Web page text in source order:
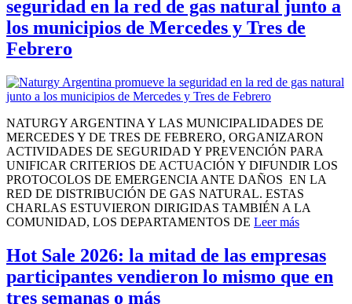
seguridad en la red de gas natural junto a
los municipios de Mercedes y Tres de
Febrero
NATURGY ARGENTINA Y LAS MUNICIPALIDADES DE
MERCEDES Y DE TRES DE FEBRERO, ORGANIZARON
ACTIVIDADES DE SEGURIDAD Y PREVENCIÓN PARA
UNIFICAR CRITERIOS DE ACTUACIÓN Y DIFUNDIR LOS
PROTOCOLOS DE EMERGENCIA ANTE DAÑOS EN LA
RED DE DISTRIBUCIÓN DE GAS NATURAL. ESTAS
CHARLAS ESTUVIERON DIRIGIDAS TAMBIÉN A LA
COMUNIDAD, LOS DEPARTAMENTOS DE Leer más
Hot Sale 2026: la mitad de las empresas
participantes vendieron lo mismo que en
tres semanas o más